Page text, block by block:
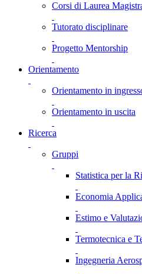
Corsi di Laurea
Tutorato disciplinare
Progetto Mentorship
Orientamento
Orientamento in
Orientamento in uscita
Ricerca
Gruppi
Statistica per la
Economia
Estimo e
Termotecnica e
Ingegneria